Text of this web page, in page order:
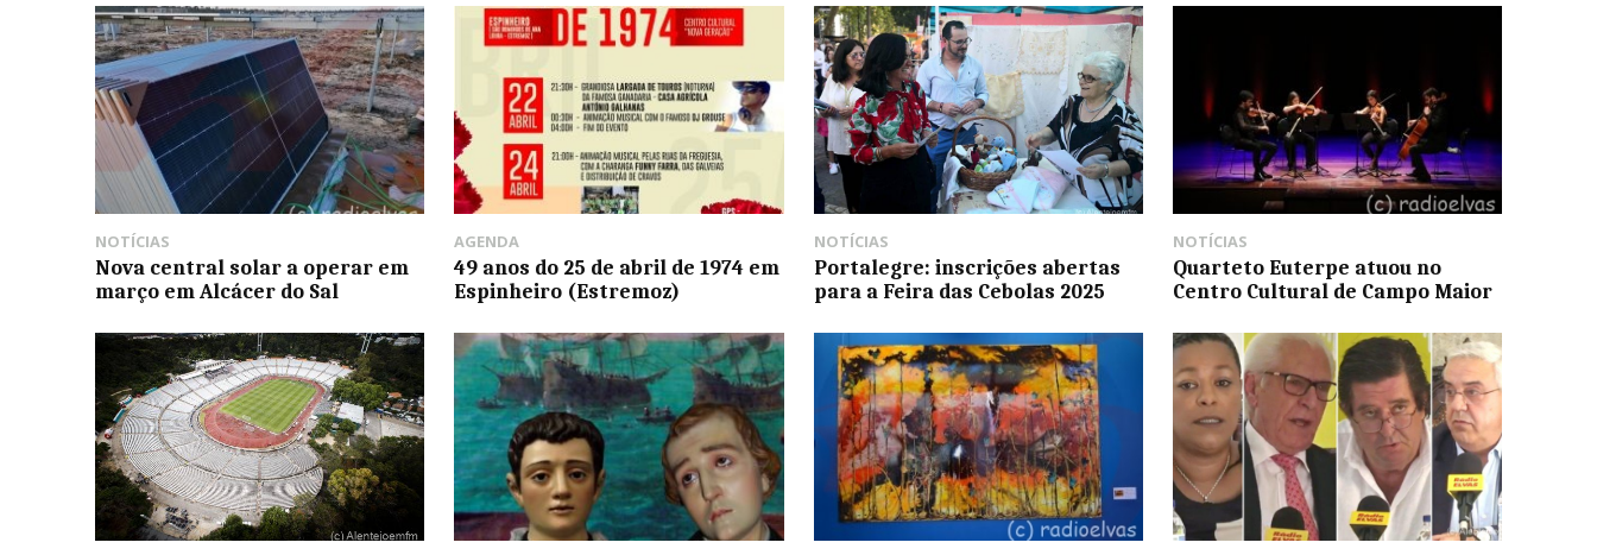
NOTÍCIAS
Nova central solar a operar em
março em Alcácer do Sal
AGENDA
49 anos do 25 de abril de 1974 em
Espinheiro (Estremoz)
NOTÍCIAS
Portalegre: inscrições abertas
para a Feira das Cebolas 2025
NOTÍCIAS
Quarteto Euterpe atuou no
Centro Cultural de Campo Maior